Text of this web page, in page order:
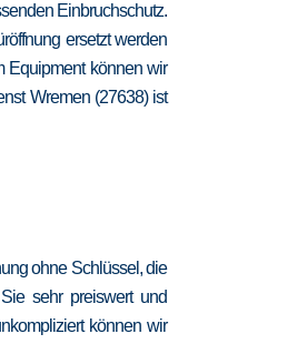
Einbruchschutz.
ersetzt werden
Equipment können wir
Wremen (27638) ist
ohne Schlüssel, die
sehr preiswert und
können wir